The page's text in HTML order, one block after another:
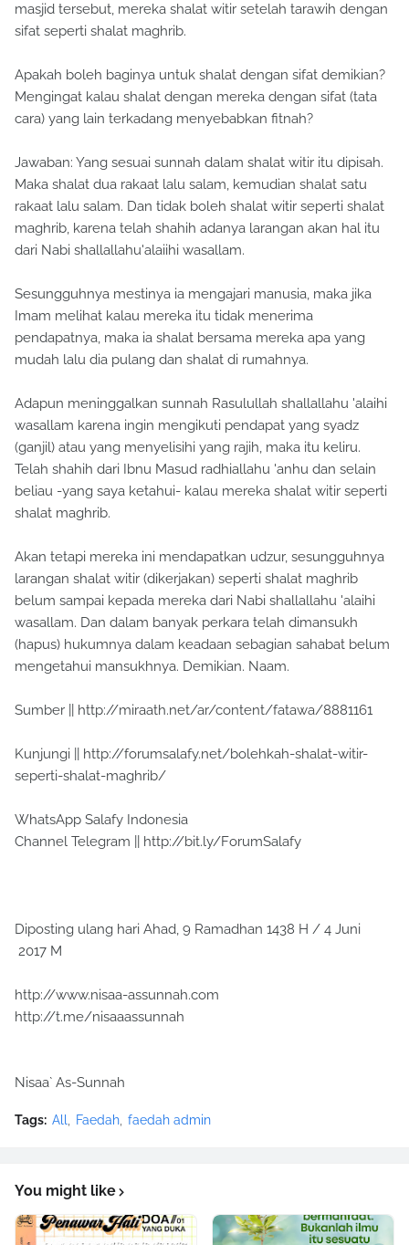
masjid tersebut, mereka shalat witir setelah tarawih dengan
sifat seperti shalat maghrib.
Apakah boleh baginya untuk shalat dengan sifat demikian?
Mengingat kalau shalat dengan mereka dengan sifat (tata
cara) yang lain terkadang menyebabkan fitnah?
Jawaban: Yang sesuai sunnah dalam shalat witir itu dipisah.
Maka shalat dua rakaat lalu salam, kemudian shalat satu
rakaat lalu salam. Dan tidak boleh shalat witir seperti shalat
maghrib, karena telah shahih adanya larangan akan hal itu
dari Nabi shallallahu'alaiihi wasallam.
Sesungguhnya mestinya ia mengajari manusia, maka jika
Imam melihat kalau mereka itu tidak menerima
pendapatnya, maka ia shalat bersama mereka apa yang
mudah lalu dia pulang dan shalat di rumahnya.
Adapun meninggalkan sunnah Rasulullah shallallahu 'alaihi
wasallam karena ingin mengikuti pendapat yang syadz
(ganjil) atau yang menyelisihi yang rajih, maka itu keliru.
Telah shahih dari Ibnu Masud radhiallahu 'anhu dan selain
beliau -yang saya ketahui- kalau mereka shalat witir seperti
shalat maghrib.
Akan tetapi mereka ini mendapatkan udzur, sesungguhnya
larangan shalat witir (dikerjakan) seperti shalat maghrib
belum sampai kepada mereka dari Nabi shallallahu 'alaihi
wasallam. Dan dalam banyak perkara telah dimansukh
(hapus) hukumnya dalam keadaan sebagian sahabat belum
mengetahui mansukhnya. Demikian. Naam.
Sumber || http://miraath.net/ar/content/fatawa/8881161
Kunjungi || http://forumsalafy.net/bolehkah-shalat-witir-
seperti-shalat-maghrib/
WhatsApp Salafy Indonesia
Channel Telegram || http://bit.ly/ForumSalafy
Diposting ulang hari Ahad, 9 Ramadhan 1438 H / 4 Juni
2017 M
http://www.nisaa-assunnah.com
http://t.me/nisaaassunnah
Nisaa` As-Sunnah
Tags: All Faedah faedah admin
You might like